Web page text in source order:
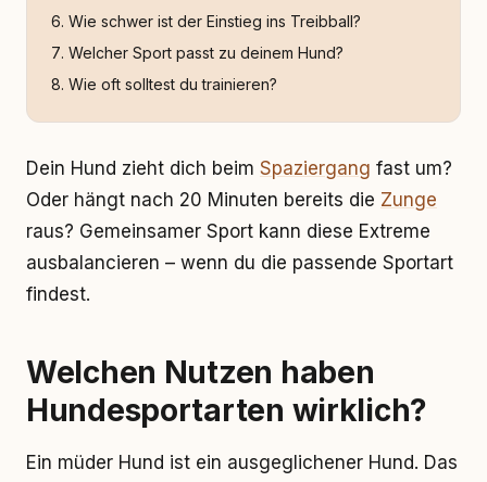
Wie schwer ist der Einstieg ins Treibball?
Welcher Sport passt zu deinem Hund?
Wie oft solltest du trainieren?
Dein Hund zieht dich beim Spaziergang fast um?
Oder hängt nach 20 Minuten bereits die Zunge
raus? Gemeinsamer Sport kann diese Extreme
ausbalancieren – wenn du die passende Sportart
findest.
Welchen Nutzen haben
Hundesportarten wirklich?
Ein müder Hund ist ein ausgeglichener Hund. Das